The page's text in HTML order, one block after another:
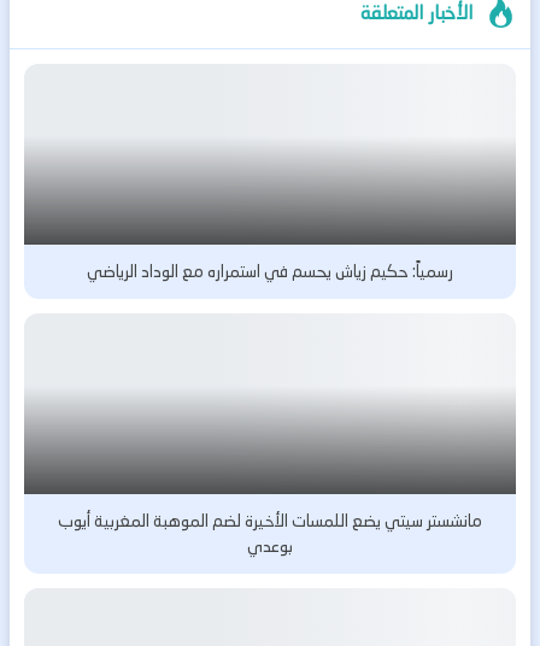
الأخبار المتعلقة
رسمياً: حكيم زياش يحسم في استمراره مع الوداد الرياضي
مانشستر سيتي يضع اللمسات الأخيرة لضم الموهبة المغربية أيوب
بوعدي